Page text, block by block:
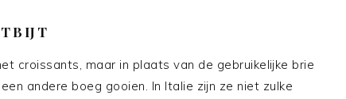
croissants, maar in plaats van de gebruikelijke brie
andere boeg gooien. In Italie zijn ze niet zulke